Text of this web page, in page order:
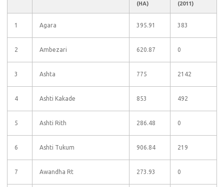
(HA)
(2011)
1 Agara 395.91 383
2 Ambezari 620.87 0
3 Ashta 775 2142
4 Ashti Kakade 853 492
5 Ashti Rith 286.48 0
6 Ashti Tukum 906.84 219
7 Awandha Rt 273.93 0